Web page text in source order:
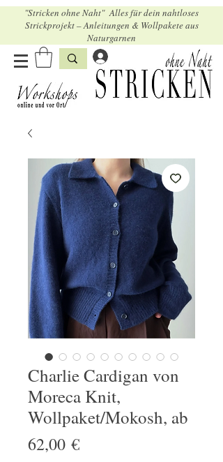
"Stricken ohne Naht" Alles für dein nahtloses
Strickprojekt – Anleitungen & Wollpakete aus
Naturgarnen
Charlie Cardigan von
Moreca Knit,
Wollpaket/Mokosh, ab
62,00 €Preis